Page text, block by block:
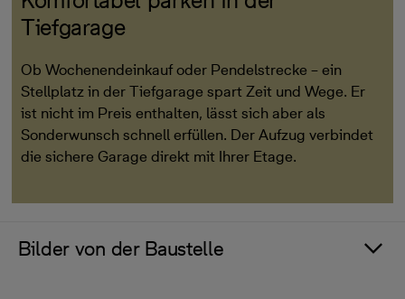
Tiefgarage
Ob Wochenendeinkauf oder Pendelstrecke – ein
Stellplatz in der Tiefgarage spart Zeit und Wege. Er
ist nicht im Preis enthalten, lässt sich aber als
Sonderwunsch schnell erfüllen. Der Aufzug verbindet
die sichere Garage direkt mit Ihrer Etage.
Bilder von der Baustelle